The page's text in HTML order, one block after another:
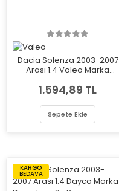
Dacia Solenza 2003-2007
Arası 1.4 Valeo Marka
1.594,89 TL
Sepete Ekle
KARGO
BEDAVA